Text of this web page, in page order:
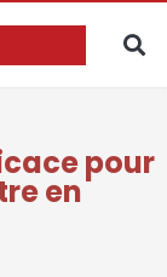
pour
en